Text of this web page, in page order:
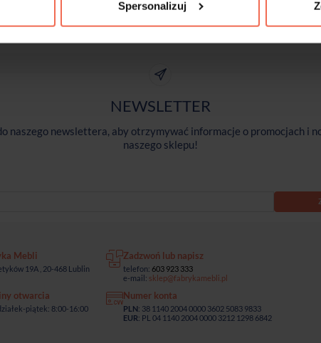
Spersonalizuj
NEWSLETTER
naszego newslettera, aby otrzymywać informacje o promocjach i
naszego sklepu!
Mebli
19A , 20-468 Lublin
Zadzwoń lub napisz
telefon: 603 923 333
e-mail: sklep@fabrykamebli.pl
otwarcia
piątek: 8:00-16:00
Numer konta
PLN: 38 1140 2004 0000 3602 5083 9833
EUR: PL 04 1140 2004 0000 3212 1298 6842